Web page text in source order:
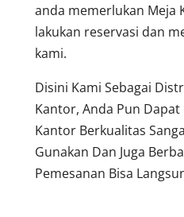
anda memerlukan Meja
lakukan reservasi dan
kami.
Disini Kami Sebagai
Kantor, Anda Pun
Kantor Berkualitas
Gunakan Dan Juga
Pemesanan Bisa